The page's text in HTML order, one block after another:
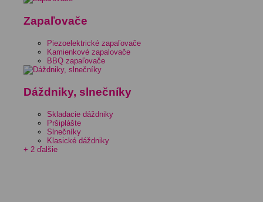
Zapaľovače
Piezoelektrické zapaľovače
Kamienkové zapalovače
BBQ zapaľovače
Dáždniky, slnečníky
Skladacie dáždniky
Pršiplášte
Slnečníky
Klasické dáždniky
+ 2 ďalšie